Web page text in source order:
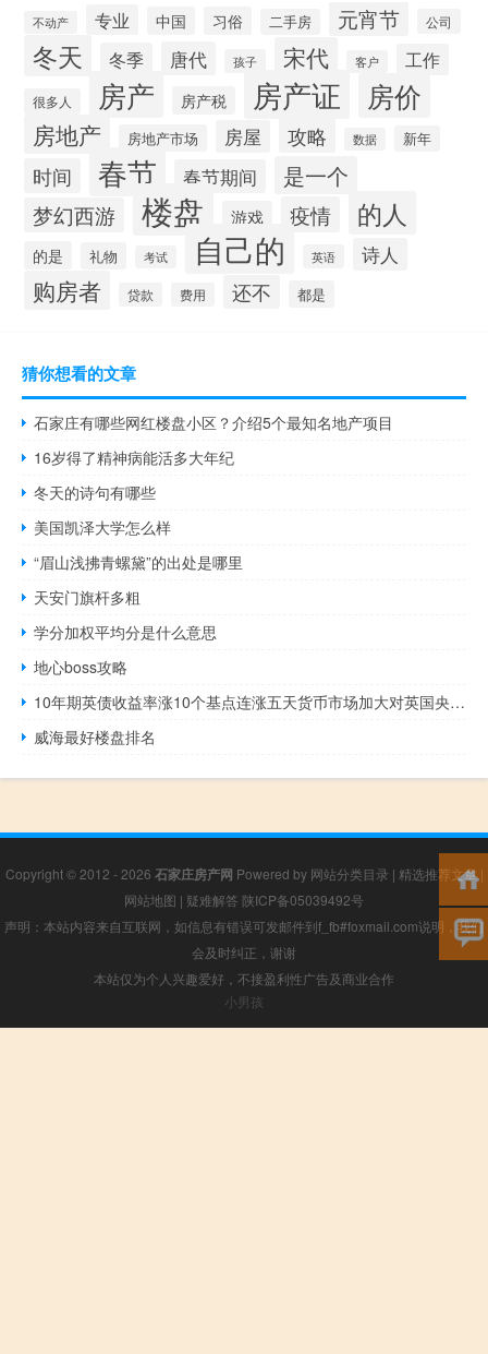
不动产 专业 中国 习俗 二手房 元宵节 公司
冬天 冬季 唐代 孩子 宋代 客户 工作
很多人 房产 房产税 房产证 房价
房地产 房地产市场 房屋 攻略 数据 新年
时间 春节 春节期间 是一个
梦幻西游 楼盘 游戏 疫情 的人
的是 礼物 考试 自己的 英语 诗人
购房者 贷款 费用 还不 都是
猜你想看的文章
石家庄有哪些网红楼盘小区？介绍5个最知名地产项目
16岁得了精神病能活多大年纪
冬天的诗句有哪些
美国凯泽大学怎么样
“眉山浅拂青螺黛”的出处是哪里
天安门旗杆多粗
学分加权平均分是什么意思
地心boss攻略
10年期英债收益率涨10个基点连涨五天货币市场加大对英国央行加息前景的押注
威海最好楼盘排名
Copyright © 2012 - 2026 石家庄房产网 Powered by 网站分类目录 | 精选推荐文章|
网站地图 | 疑难解答 陕ICP备05039492号
声明：本站内容来自互联网，如信息有错误可发邮件到f_fb#foxmail.com说明，我们
会及时纠正，谢谢
本站仅为个人兴趣爱好，不接盈利性广告及商业合作
小男孩